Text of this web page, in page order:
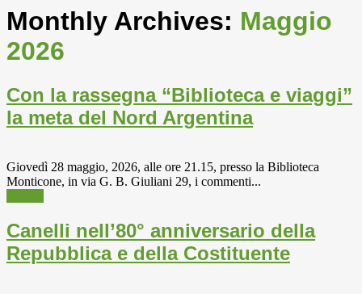
Monthly Archives: Maggio
2026
Con la rassegna “Biblioteca e viaggi”
la meta del Nord Argentina
Giovedì 28 maggio, 2026, alle ore 21.15, presso la Biblioteca
Monticone, in via G. B. Giuliani 29, i commenti...
Canelli nell’80° anniversario della
Repubblica e della Costituente